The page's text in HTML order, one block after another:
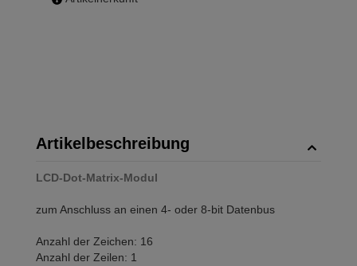
Artikelbeschreibung
LCD-Dot-Matrix-Modul
zum Anschluss an einen 4- oder 8-bit Datenbus
Anzahl der Zeichen: 16
Anzahl der Zeilen: 1